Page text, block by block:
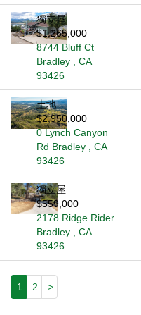
獨立屋
$1,265,000
8744 Bluff Ct
Bradley , CA
93426
土地
$2,950,000
0 Lynch Canyon
Rd Bradley , CA
93426
獨立屋
$559,000
2178 Ridge Rider
Bradley , CA
93426
1 2 >